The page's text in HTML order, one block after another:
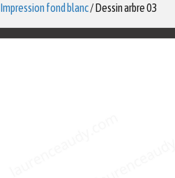
Impression fond blanc/ Dessin arbre 03